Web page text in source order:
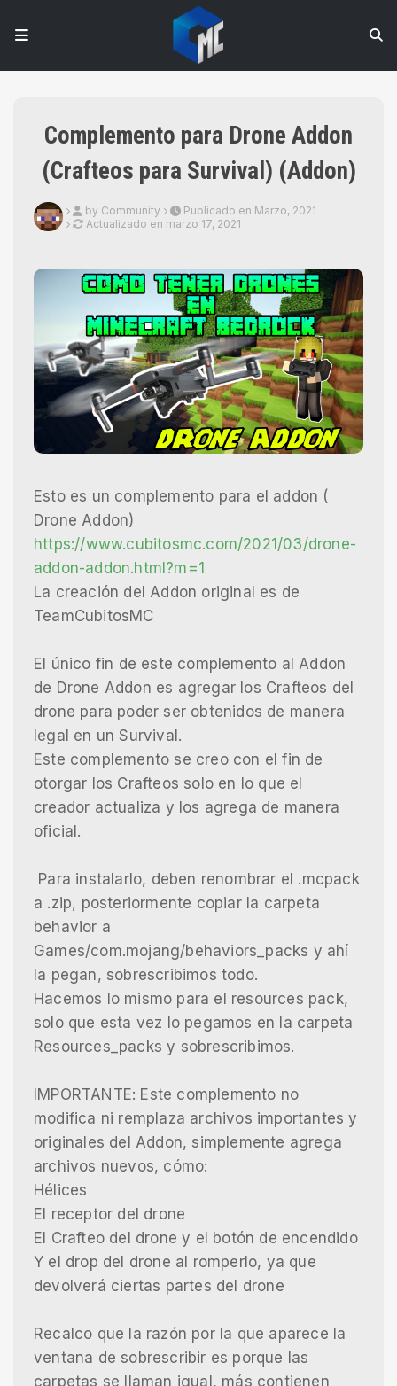
Complemento para Drone Addon
(Crafteos para Survival) (Addon)
by Community
Publicado en Marzo, 2021
Actualizado en marzo 17, 2021
Esto es un complemento para el addon (
Drone Addon)
https://www.cubitosmc.com/2021/03/drone-
addon-addon.html?m=1
La creación del Addon original es de
TeamCubitosMC
El único fin de este complemento al Addon
de Drone Addon es agregar los Crafteos del
drone para poder ser obtenidos de manera
legal en un Survival.
Este complemento se creo con el fin de
otorgar los Crafteos solo en lo que el
creador actualiza y los agrega de manera
oficial.
Para instalarlo, deben renombrar el .mcpack
a .zip, posteriormente copiar la carpeta
behavior a
Games/com.mojang/behaviors_packs y ahí
la pegan, sobrescribimos todo.
Hacemos lo mismo para el resources pack,
solo que esta vez lo pegamos en la carpeta
Resources_packs y sobrescribimos.
IMPORTANTE: Este complemento no
modifica ni remplaza archivos importantes y
originales del Addon, simplemente agrega
archivos nuevos, cómo:
Hélices
El receptor del drone
El Crafteo del drone y el botón de encendido
Y el drop del drone al romperlo, ya que
devolverá ciertas partes del drone
Recalco que la razón por la que aparece la
ventana de sobrescribir es porque las
carpetas se llaman igual, más contienen